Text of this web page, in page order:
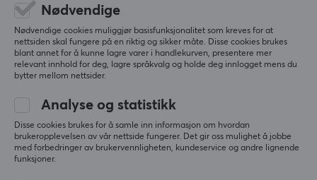
DPI
32000 dpi
Farge
Hvit
750
Encoder
TTC Gold
PC
Pulsar X2 Crazylight (Medium) – En av de beste
formene jeg har brukt på årevis!
Helt uten tvil er Pulsar X2 Crazylight i Medium-
størrelsen en av de mest utrolige musene jeg har
claw- eller fingertip-grep, er akkurat denne
størrelsen og formen helt perfekt.
Form og størrelse (Claw & Fingertip Heaven):
Medium-størrelsen gir akkurat passe mengde
Nødvendige
Nødvendige cookies muliggjør basisfunksjonalitet som kreves for at
nettsiden skal fungere på en riktig og sikker måte. Disse cookies brukes
blant annet for å kunne lagre varer i handlekurven, presentere mer
relevant innhold for deg, lagre språkvalg og holde deg innlogget mens du
bytter mellom nettsider.
Analyse og statistikk
Disse cookies brukes for å samle inn informasjon om hvordan
brukeropplevelsen av vår nettside fungerer. Det gir oss mulighet å jobbe
med forbedringer av brukervennligheten, kundeservice og andre lignende
funksjoner.